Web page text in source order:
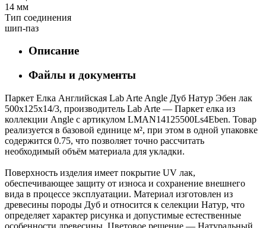
14 мм
Тип соединения
шип-паз
Описание
Файлы и документы
Паркет Елка Английская Lab Arte Angle Дуб Натур Эбен лак
500х125х14/3, производитель Lab Arte — Паркет елка из
коллекции Angle с артикулом LMAN14125500Ls4Eben. Товар
реализуется в базовой единице м², при этом в одной упаковке
содержится 0.75, что позволяет точно рассчитать
необходимый объём материала для укладки.
Поверхность изделия имеет покрытие UV лак,
обеспечивающее защиту от износа и сохранение внешнего
вида в процессе эксплуатации. Материал изготовлен из
древесины породы Дуб и относится к селекции Натур, что
определяет характер рисунка и допустимые естественные
особенности древесины. Цветовое решение — Натуральный,